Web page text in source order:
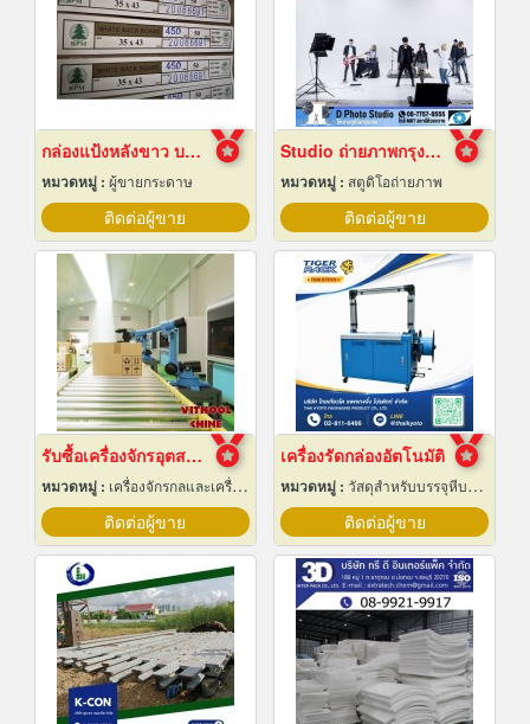
กล่องแป้งหลังขาว บางเลนเกรดA(BL-Aหลังขาว)
หมวดหมู่ : ผู้ขายกระดาษ
ติดต่อผู้ขาย
Studio ถ่ายภาพกรุงเทพ
หมวดหมู่ : สตูดิโอถ่ายภาพ
ติดต่อผู้ขาย
รับซื้อเครื่องจักรอุตสาหกรรมมือสอง
หมวดหมู่ : เครื่องจักรกลและเครื่องมือกล
ติดต่อผู้ขาย
เครื่องรัดกล่องอัตโนมัติ
หมวดหมู่ : วัสดุสำหรับบรรจุหีบห่อเครื่องจักรกล
ติดต่อผู้ขาย